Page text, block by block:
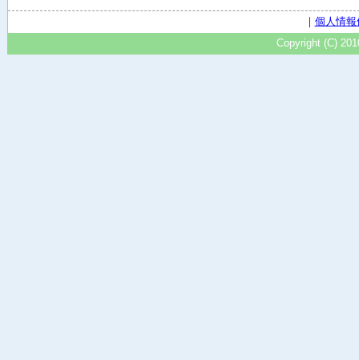
｜ 個人情
Copyright (C)